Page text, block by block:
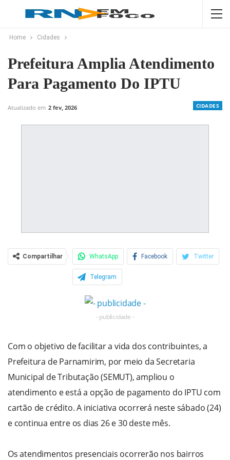
Home Cidades
Prefeitura Amplia Atendimento
Para Pagamento Do IPTU
CIDADES
Atualizado em 2 fev, 2026
Compartilhar WhatsApp Facebook Twitter
Telegram
- publicidade -
Com o objetivo de facilitar a vida dos contribuintes, a
Prefeitura de Parnamirim, por meio da Secretaria
Municipal de Tributação (SEMUT), ampliou o
atendimento e está a opção de pagamento do IPTU com
cartão de crédito. A iniciativa ocorrerá neste sábado (24)
e continua entre os dias 26 e 30 deste mês.
Os atendimentos presenciais ocorrerão nos bairros